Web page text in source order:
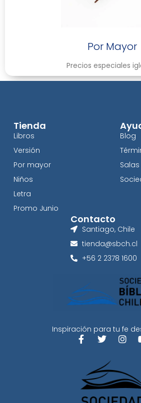
Por Mayor
Precios especiales
Inspiración para tu fe
Tienda
Libros
Versión
Por mayor
Niños
Letra
Promo Junio
Blog
Salas
Contacto
Santiago, Chile
tienda@sbch.cl
+56 2 2378 1600